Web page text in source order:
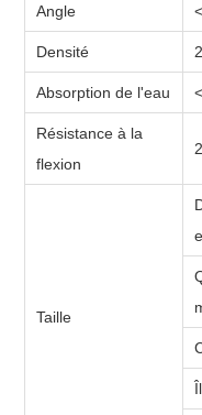
Angle
Densité
Absorption de l'eau
Résistance à la
flexion
Taille